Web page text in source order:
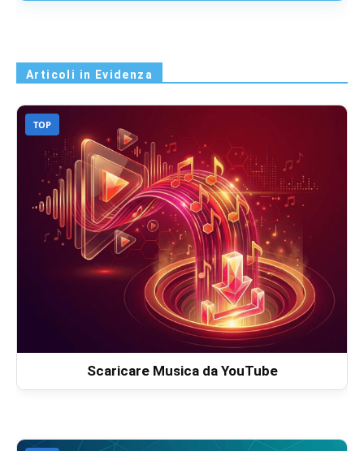
Articoli in Evidenza
TOP
Scaricare Musica da YouTube